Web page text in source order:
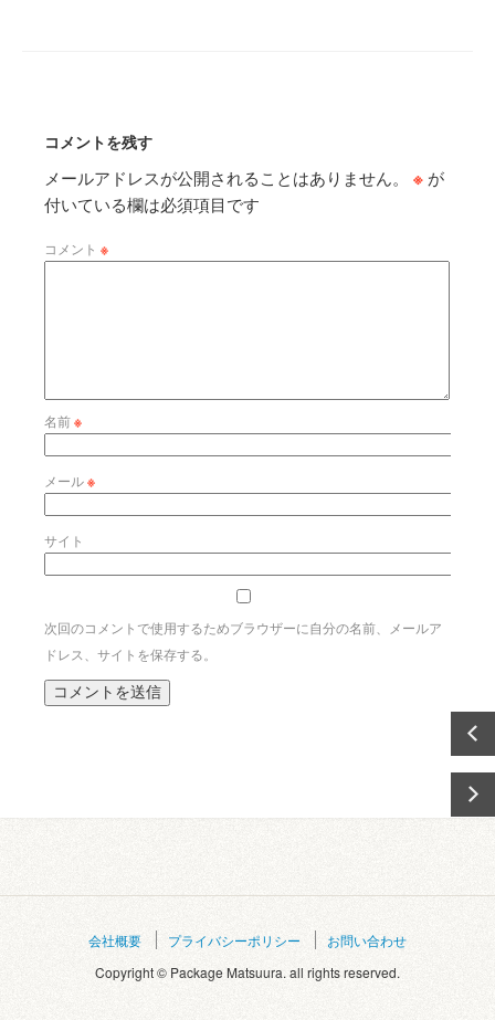
コメントを残す
メールアドレスが公開されることはありません。 ※ が
付いている欄は必須項目です
コメント ※
名前※
メール※
サイト
次回のコメントで使用するためブラウザーに自分の名前、メールア
ドレス、サイトを保存する。
会社概要 プライバシーポリシー
お問い合わせ
Copyright © Package Matsuura. all rights reserved.